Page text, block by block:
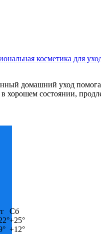
косметика для
домашний уход
хорошем состоянии,
Сб
+25°
+12°